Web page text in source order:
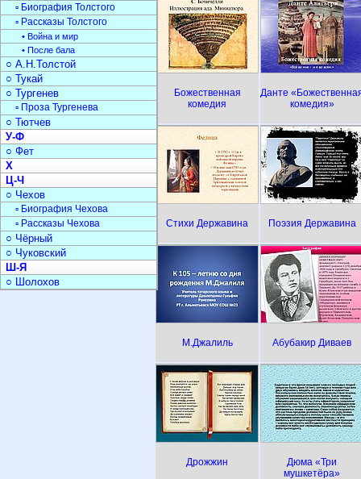
Божественная
комедия
Данте
комедия»
Стихи Державина Поэзия Державина
М.Джалиль Абубакир Диваев
Дрожжин
Дюма «Три
мушкетёра»
▫ Биография Толстого
▫ Рассказы Толстого
• Война и мир
• После бала
○ А.Н.Толстой
○ Тукай
○ Тургенев
▫ Проза Тургенева
○ Тютчев
У-Ф
○ Фет
Х
Ц-Ч
○ Чехов
▫ Биография Чехова
▫ Рассказы Чехова
○ Чёрный
○ Чуковский
Ш-Я
○ Шолохов